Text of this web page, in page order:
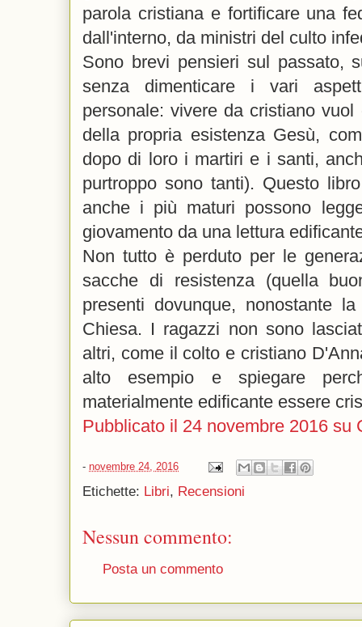
parola cristiana e fortificare una
dall'interno, da ministri del culto
Sono brevi pensieri sul passato,
senza dimenticare i vari
personale: vivere da cristiano
della propria esistenza Gesù,
dopo di loro i martiri e i santi,
purtroppo sono tanti). Questo
anche i più maturi possono
giovamento da una lettura
Non tutto è perduto per le
sacche di resistenza (quella
presenti dovunque, nonostante
Chiesa. I ragazzi non sono
altri, come il colto e cristiano
alto esempio e spiegare
materialmente edificante essere
Pubblicato il 24 novembre 2016 su
- novembre 24, 2016
Etichette: Libri, Recensioni
Nessun commento:
Posta un commento